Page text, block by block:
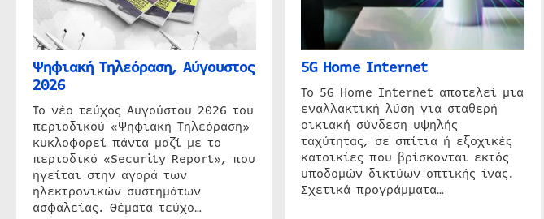
Ψηφιακή Τηλεόραση, Αύγουστος
2026
Το νέο τεύχος Αυγούστου 2026 του
περιοδικού «Ψηφιακή Τηλεόραση»
κυκλοφορεί πάντα μαζί με το
περιοδικό «Security Report», που
ηγείται στην αγορά των
ηλεκτρονικών συστημάτων
ασφαλείας. Θέματα τεύχο…
5G Home Internet
Το 5G Home Internet αποτελεί μια
εναλλακτική λύση για σταθερή
οικιακή σύνδεση υψηλής
ταχύτητας, σε σπίτια ή εξοχικές
κατοικίες που βρίσκονται εκτός
υποδομών δικτύων οπτικής ίνας.
Σχετικά προγράμματα…